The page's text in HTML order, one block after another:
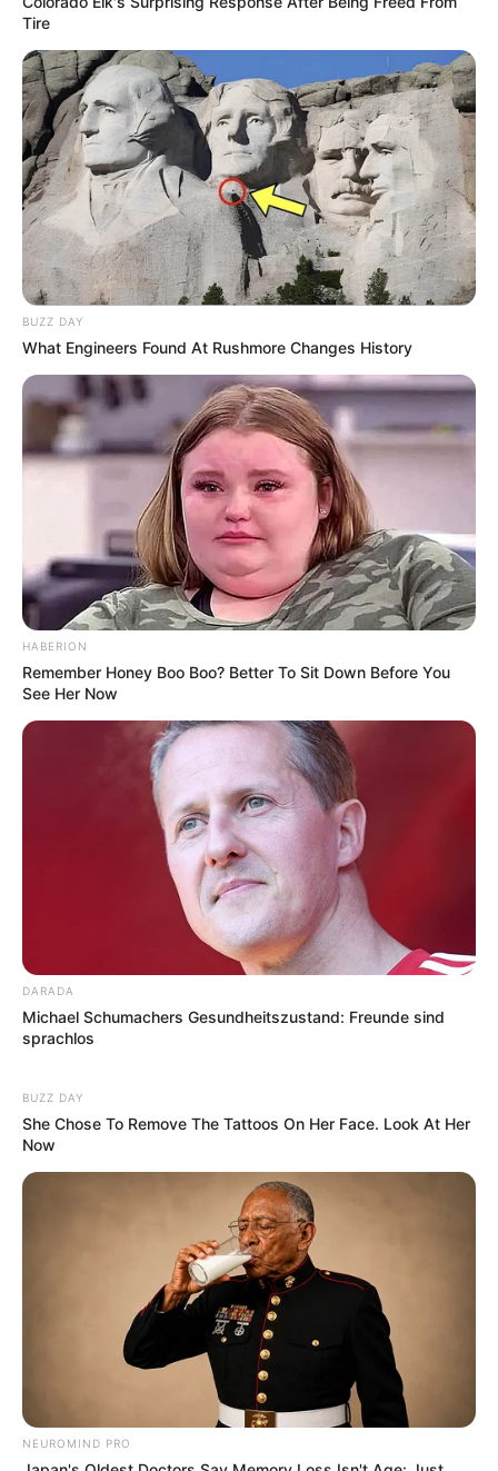
Tire
BUZZ DAY
What Engineers Found At Rushmore Changes History
HABERION
Remember Honey Boo Boo? Better To Sit Down Before You
See Her Now
DARADA
Michael Schumachers Gesundheitszustand: Freunde sind
sprachlos
BUZZ DAY
She Chose To Remove The Tattoos On Her Face. Look At Her
Now
NEUROMIND PRO